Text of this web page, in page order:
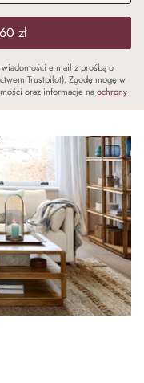
zł
e mail z prośbą o
Trustpilot). Zgodę mogę w
oraz informacje naochrony